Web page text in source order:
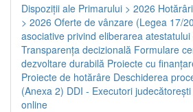
Dispoziţii ale Primarului > 2026
> 2026 Oferte de vânzare (Legea 17/
asociative privind eliberarea
Transparenţa decizională Formulare
dezvoltare durabilă Proiecte cu
Proiecte de hotărâre Deschiderea
(Anexa 2) DDI - Executori judecătorești
online